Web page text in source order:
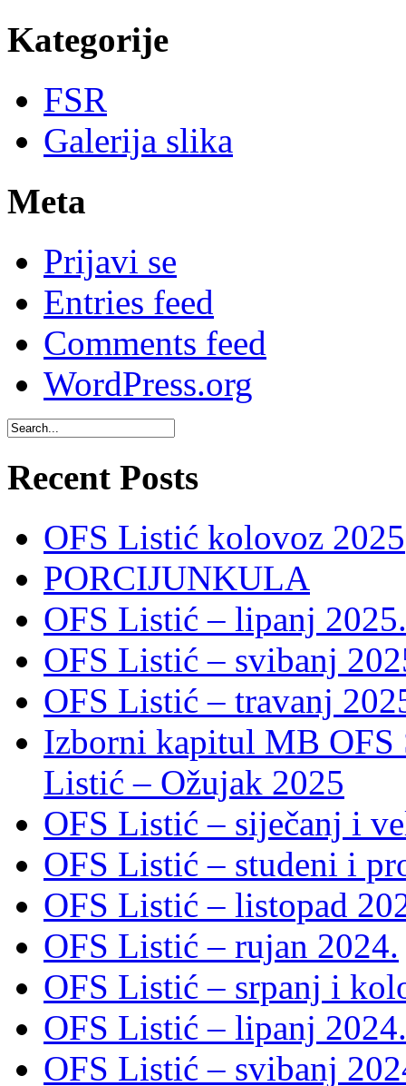
Kategorije
FSR
Galerija slika
Meta
Prijavi se
Entries feed
Comments feed
WordPress.org
Recent Posts
OFS Listić kolovoz 2025
PORCIJUNKULA
OFS Listić – lipanj 2025.
OFS Listić – svibanj
OFS Listić – travanj
Izborni kapitul MB OFS
Listić – Ožujak 2025
OFS Listić – siječanj i
OFS Listić – studeni i
OFS Listić – listopad
OFS Listić – rujan 2024.
OFS Listić – srpanj i
OFS Listić – lipanj 2024.
OFS Listić – svibanj